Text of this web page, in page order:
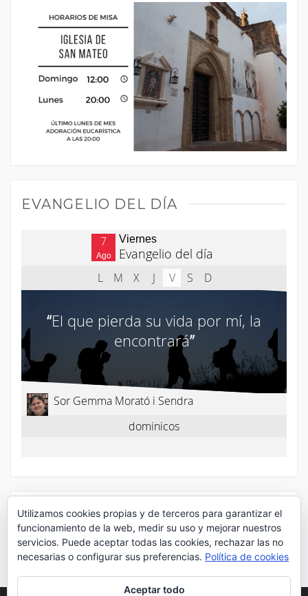
EVANGELIO DEL DÍA
¡Síguenos en Twitter!
Mis tuits
Utilizamos cookies propias y de terceros para garantizar el
funcionamiento de la web, medir su uso y mejorar nuestros
servicios. Puede aceptar todas las cookies, rechazar las no
necesarias o configurar sus preferencias. Política de cookies
Aceptar todo